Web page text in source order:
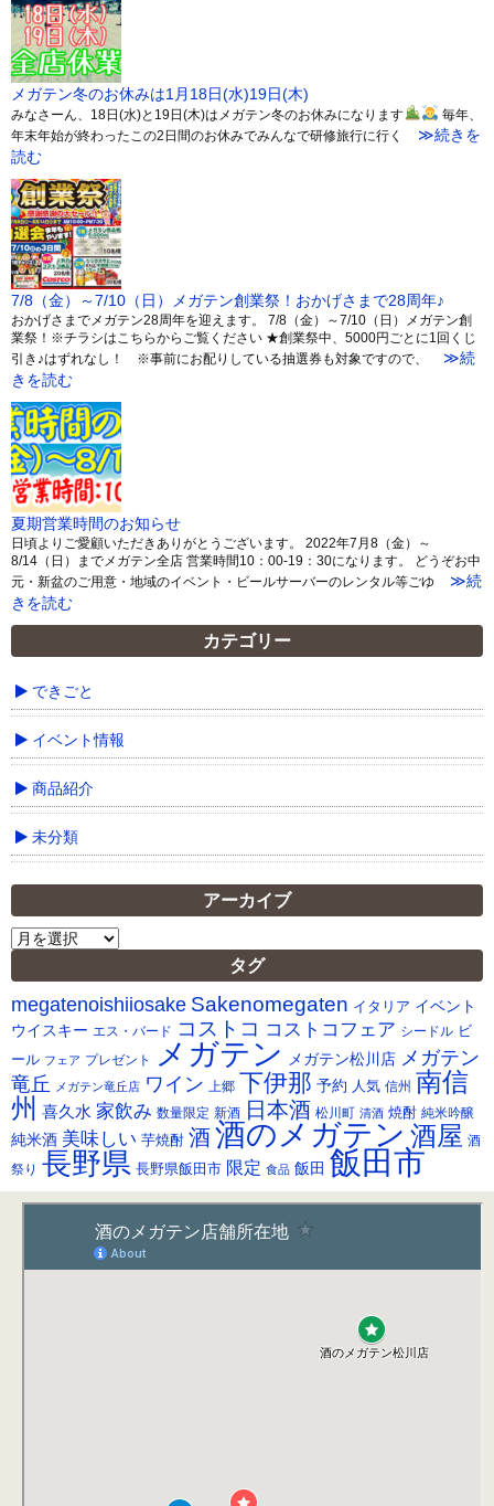
メガテン冬のお休みは1月18日(水)19日(木)
みなさーん、18日(水)と19日(木)はメガテン冬のお休みになります
毎年、
年末年始が終わったこの2日間のお休みでみんなで研修旅行に行く
≫続きを
読む
7/8（金）～7/10（日）メガテン創業祭！おかげさまで28周年♪
おかげさまでメガテン28周年を迎えます。 7/8（金）～7/10（日）メガテン創
業祭！※チラシはこちらからご覧ください ★創業祭中、5000円ごとに1回くじ
引き♪はずれなし！ ※事前にお配りしている抽選券も対象ですので、
≫続
きを読む
夏期営業時間のお知らせ
日頃よりご愛顧いただきありがとうございます。 2022年7月8（金）～
8/14（日）までメガテン全店 営業時間10：00-19：30になります。 どうぞお中
元・新盆のご用意・地域のイベント・ビールサーバーのレンタル等ごゆ
≫続
きを読む
カテゴリー
できごと
イベント情報
商品紹介
未分類
アーカイブ
ア
カ
イ
ブ
タグ
megatenoishiiosake Sakenomegaten イタリア イベント
ウイスキー エス・バード コストコ コストコフェア シードル ビ
ール フェア プレゼント メガテン メガテン松川店 メガテン
竜丘
メガテン竜丘店 ワイン 上郷 下伊那 予約 人気 信州 南信
州 喜久水 家飲み 数量限定 新酒 日本酒 松川町 清酒 焼酎 純米吟醸
純米酒 美味しい 芋焼酎 酒酒のメガテン 酒屋 酒
祭り 長野県 長野県飯田市 限定 食品 飯田 飯田市